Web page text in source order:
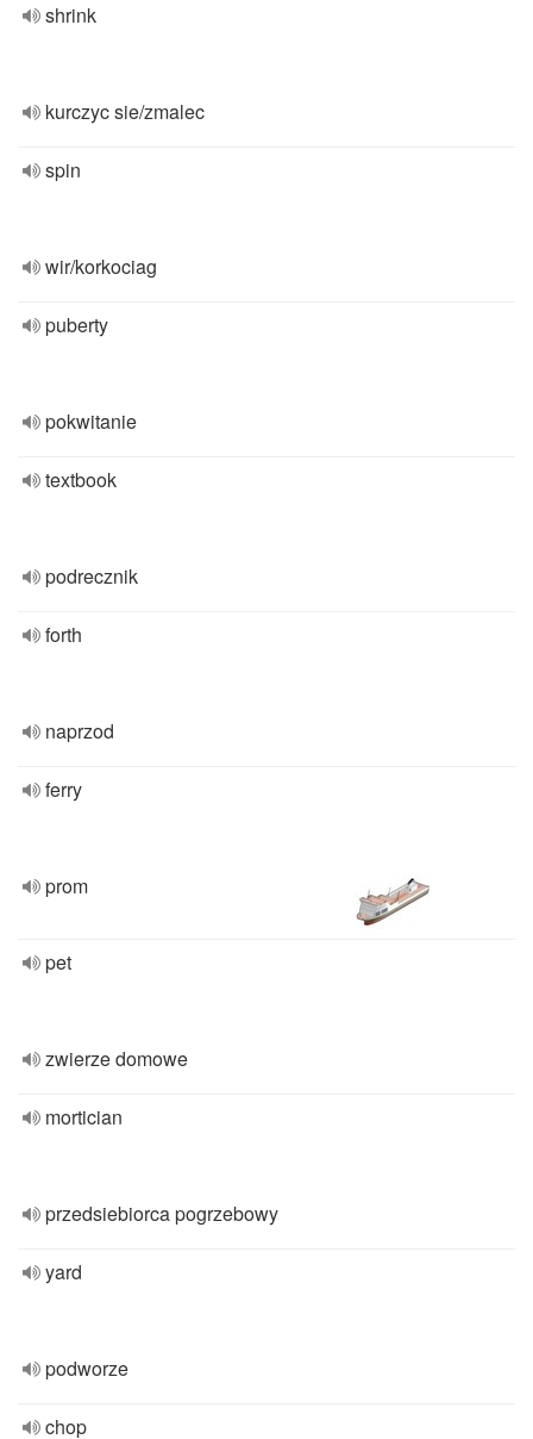
shrink
kurczyc sie/zmalec
spin
wir/korkociag
puberty
pokwitanie
textbook
podrecznik
forth
naprzod
ferry
prom
pet
zwierze domowe
mortician
przedsiebiorca pogrzebowy
yard
podworze
chop